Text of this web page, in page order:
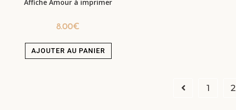
Affiche Amour à imprimer
8.00€
AJOUTER AU PANIER
1 2